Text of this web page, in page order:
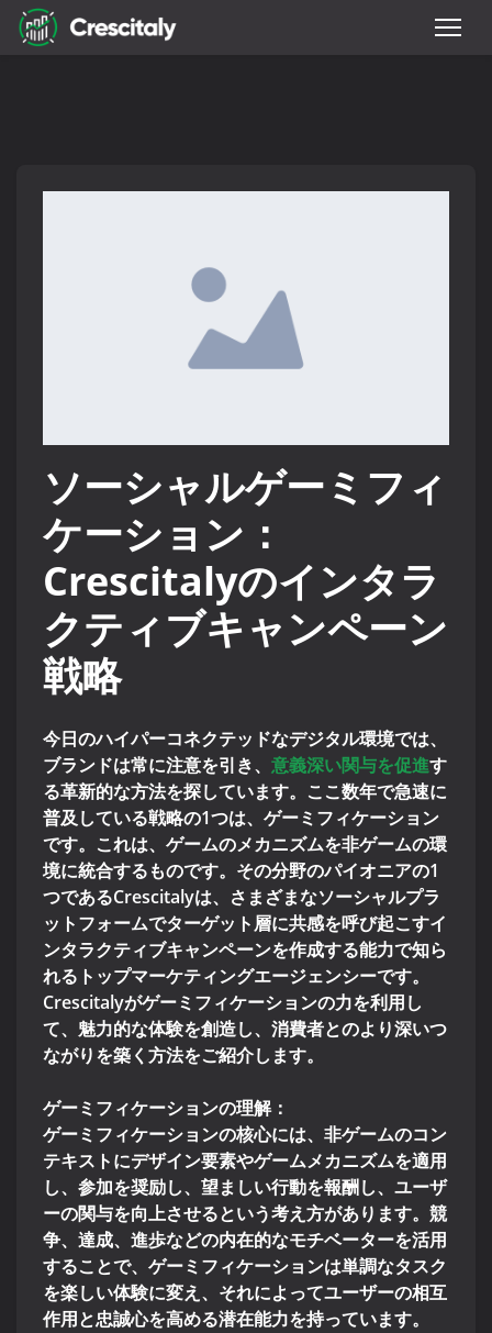
ソーシャルゲーミフィ
ケーション：
Crescitalyのインタラ
クティブキャンペーン
戦略
今日のハイパーコネクテッドなデジタル環境では、
ブランドは常に注意を引き、 意義深い関与を促進す
る革新的な方法を探しています。ここ数年で急速に
普及している戦略の1つは、ゲーミフィケーション
です。これは、ゲームのメカニズムを非ゲームの環
境に統合するものです。その分野のパイオニアの1
つであるCrescitalyは、さまざまなソーシャルプラ
ットフォームでターゲット層に共感を呼び起こすイ
ンタラクティブキャンペーンを作成する能力で知ら
れるトップマーケティングエージェンシーです。
Crescitalyがゲーミフィケーションの力を利用し
て、魅力的な体験を創造し、消費者とのより深いつ
ながりを築く方法をご紹介します。
ゲーミフィケーションの理解：
ゲーミフィケーションの核心には、非ゲームのコン
テキストにデザイン要素やゲームメカニズムを適用
し、参加を奨励し、望ましい行動を報酬し、ユーザ
ーの関与を向上させるという考え方があります。競
争、達成、進歩などの内在的なモチベーターを活用
することで、ゲーミフィケーションは単調なタスク
を楽しい体験に変え、それによってユーザーの相互
作用と忠誠心を高める潜在能力を持っています。